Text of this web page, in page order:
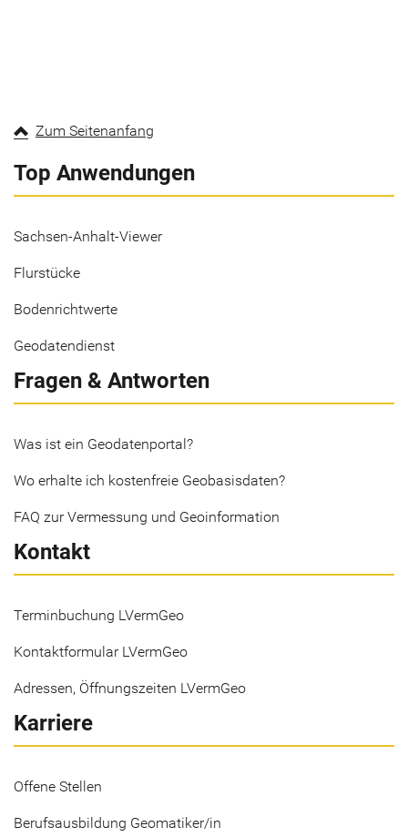
Zum Seitenanfang
Top Anwendungen
Sachsen-Anhalt-Viewer
Flurstücke
Bodenrichtwerte
Geodatendienst
Fragen & Antworten
Was ist ein Geodatenportal?
Wo erhalte ich kostenfreie Geobasisdaten?
FAQ zur Vermessung und Geoinformation
Kontakt
Terminbuchung LVermGeo
Kontaktformular LVermGeo
Adressen, Öffnungszeiten LVermGeo
Karriere
Offene Stellen
Berufsausbildung Geomatiker/in